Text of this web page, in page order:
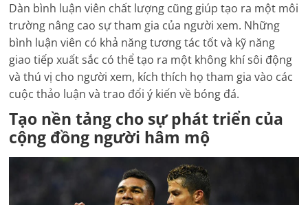
Dàn bình luận viên chất lượng cũng giúp tạo ra một môi
trường nâng cao sự tham gia của người xem. Những
bình luận viên có khả năng tương tác tốt và kỹ năng
giao tiếp xuất sắc có thể tạo ra một không khí sôi động
và thú vị cho người xem, kích thích họ tham gia vào các
cuộc thảo luận và trao đổi ý kiến về bóng đá.
Tạo nền tảng cho sự phát triển của
cộng đồng người hâm mộ